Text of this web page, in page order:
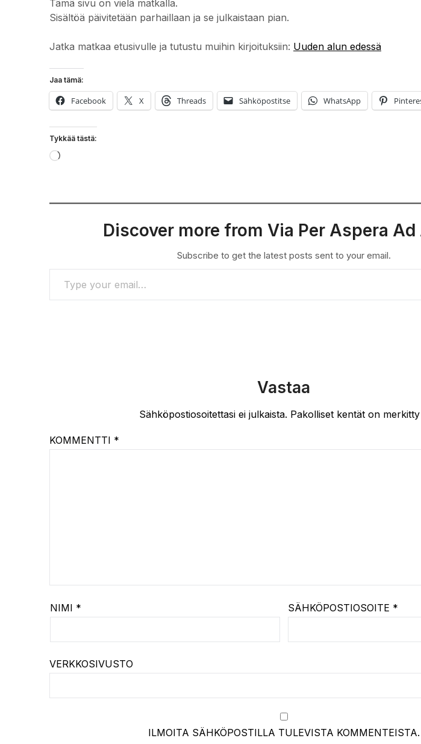
Tämä sivu on vielä matkalla.
Sisältöä päivitetään parhaillaan ja se julkaistaan pian.
Jatka matkaa etusivulle ja tutustu muihin kirjoituksiin: Uuden alun edessä
Jaa tämä:
Facebook X Threads Sähköpostitse WhatsApp
Tykkää tästä:
Loading…
Discover more from Via Per Aspera Ad
Subscribe to get the latest posts sent to your email.
TYPE YOUR EMAIL…
Vastaa
Sähköpostiosoitettasi ei julkaista. Pakolliset kentät on merkitty
KOMMENTTI *
NIMI * SÄHKÖPOSTIOSOITE *
VERKKOSIVUSTO
ILMOITA SÄHKÖPOSTILLA TULEVISTA KOMMENTEISTA.